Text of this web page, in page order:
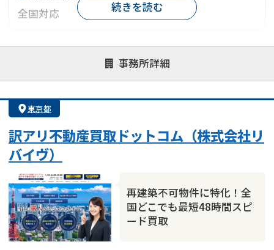
事務所詳細
全国対応
対応が親身 オンライン面談可能
レスポンスが早い
1億円以上の買取可
続きを読む
東京都
訳アリ不動産買取ドットコム（株式会社リ
バイヴ）
再建築不可物件に特化！全
国どこでも最短48時間スピ
ード買取